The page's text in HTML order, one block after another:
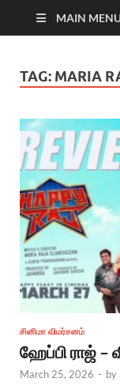
MAIN
TAG: MARIA
சினிமா விமர்சனம்
ஹேப்பி ராஜ் –
March 25, 2026 - by